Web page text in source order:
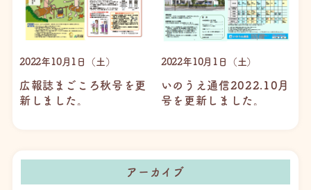
2022年10月1日（土）
広報誌まごころ秋号を更
新しました。
2022年10月1日（土）
いのうえ通信2022.10月
号を更新しました。
アーカイブ